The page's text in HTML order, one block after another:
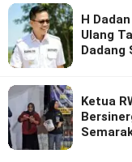
H
Ulang
Dadang
Ketua